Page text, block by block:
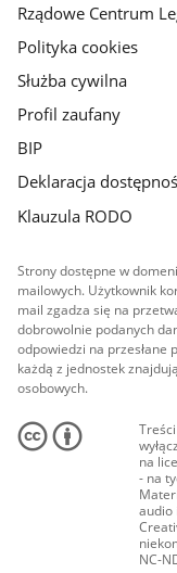
Rządowe Centrum
Polityka cookies
Służba cywilna
Profil zaufany
BIP
Deklaracja
Klauzula RODO
Strony dostępne w
mailowych. Użytkownik
mail zgadza się na
dobrowolnie podanych
odpowiedzi na przesłane
każdą z jednostek
osobowych.
na
- na
audio
NC-